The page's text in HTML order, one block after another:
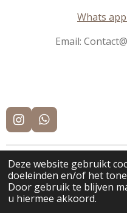
Deze website gebruikt
doeleinden en/of het
Door gebruik te blijven
u hiermee akkoord.
Whats
Email:
I
n
s
t
a
g
r
a
W
h
a
t
s
A
p
p
© 2022 - 2026
Powered byJouwWeb